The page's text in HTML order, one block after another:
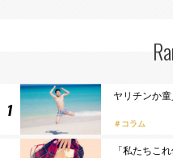
ヤリチンか
コラム
「私たちこ